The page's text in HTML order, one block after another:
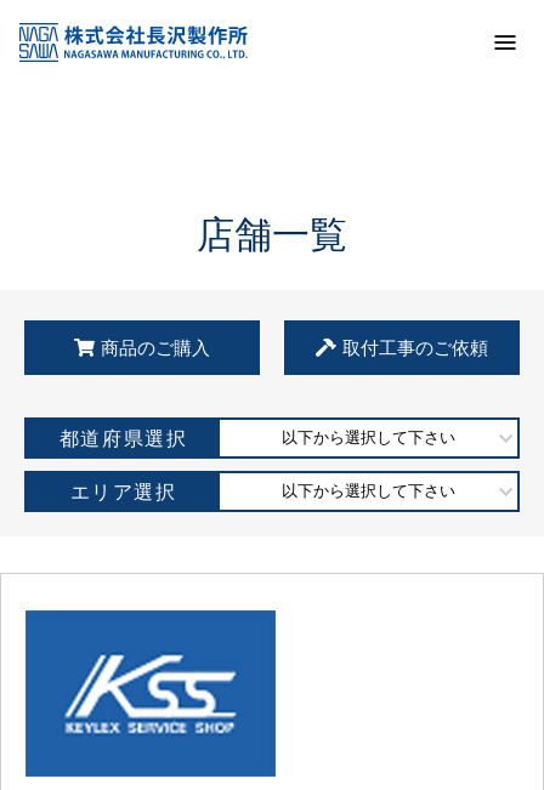
KSS加盟店・取扱店情報
店舗一覧
店舗一覧
商品のご購入 取付工事のご依頼
都道府県選択 以下から選択して下さい
エリア選択 以下から選択して下さい